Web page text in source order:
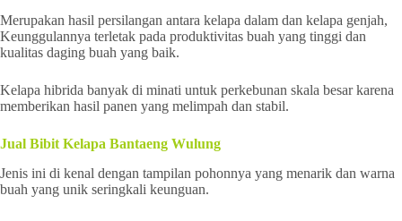
Merupakan hasil persilangan antara kelapa dalam dan kelapa genjah,
Keunggulannya terletak pada produktivitas buah yang tinggi dan
kualitas daging buah yang baik.
Kelapa hibrida banyak di minati untuk perkebunan skala besar karena
memberikan hasil panen yang melimpah dan stabil.
Jual Bibit Kelapa Bantaeng Wulung
Jenis ini di kenal dengan tampilan pohonnya yang menarik dan warna
buah yang unik seringkali keunguan.